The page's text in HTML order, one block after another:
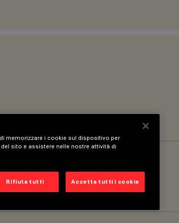
memorizzare i cookie sul dispositivo per
sito e assistere nelle nostre attività di
Rifiuta tutti Accetta tutti i cookie